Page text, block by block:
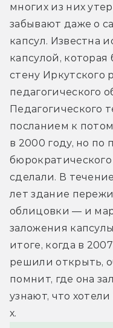
многих из них
забывают даже о
капсул. Известна
капсулой, которая
стену Иркутского
педагогического
Педагогического
посланием к
в 2000 году, но по
бюрократического
сделали. В
лет здание
облицовки — и
заложения
итоге, когда в
решили открыть,
помнит, где она
узнают, что
х.